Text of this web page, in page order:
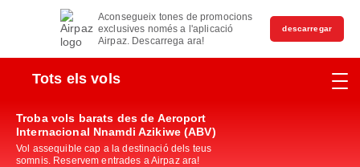
Aconsegueix tones de promocions
exclusives només a l'aplicació
Airpaz. Descarrega ara!
descarregar
Tots els vols
Troba vols barats des de Aeroport
Internacional Nnamdi Azikiwe (ABV)
Vol assequible cap a la destinació dels teus
somnis. Reservem entrades a Airpaz ara!